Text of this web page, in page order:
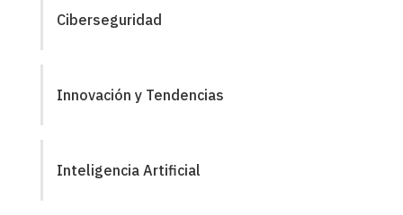
Ciberseguridad
Innovación y Tendencias
Inteligencia Artificial